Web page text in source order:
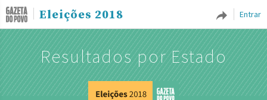
Entrar
Eleições 2018
Resultados por Estado